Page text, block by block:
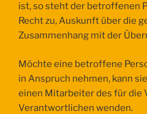
ist, so steht der betroffenen
Recht zu, Auskunft über die
Zusammenhang mit der
Möchte eine betroffene
in Anspruch nehmen, kann
einen Mitarbeiter des für die
Verantwortlichen wenden.